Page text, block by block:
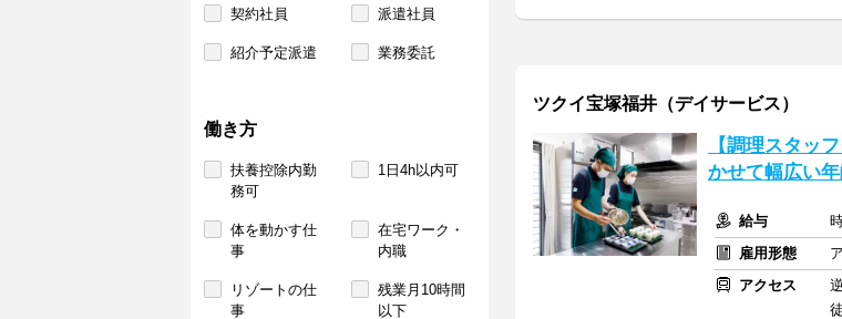
契約社員 派遣社員
紹介予定派遣 業務委託
働き方
扶養控除内勤
務可
1日4h以内可
体を動かす仕
事
在宅ワーク・
内職
リゾートの仕
事
残業月10時間
以下
ツクイ宝塚福井（デイサービス）
【調理スタッ
かせて幅広い
給与
雇用形態
アクセス